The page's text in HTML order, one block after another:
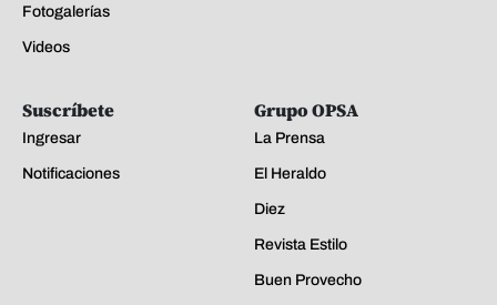
Fotogalerías
Videos
Suscríbete
Ingresar
Notificaciones
Grupo OPSA
La Prensa
El Heraldo
Diez
Revista Estilo
Buen Provecho